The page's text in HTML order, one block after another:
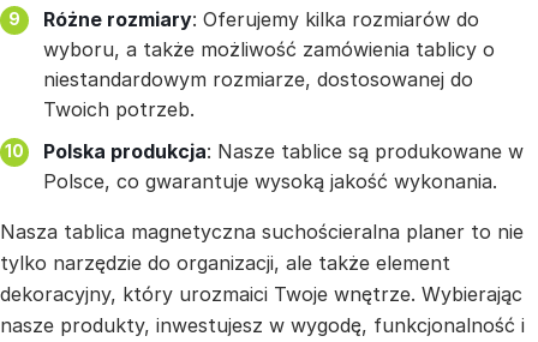
Różne rozmiary: Oferujemy kilka rozmiarów do
wyboru, a także możliwość zamówienia tablicy o
niestandardowym rozmiarze, dostosowanej do
Twoich potrzeb.
Polska produkcja: Nasze tablice są produkowane w
Polsce, co gwarantuje wysoką jakość wykonania.
Nasza tablica magnetyczna suchościeralna planer to nie
tylko narzędzie do organizacji, ale także element
dekoracyjny, który urozmaici Twoje wnętrze. Wybierając
nasze produkty, inwestujesz w wygodę, funkcjonalność i